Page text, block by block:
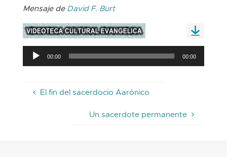
Mensaje de David F. Burt
Reproductor
d'àudio
00:00 00:00
El fin del sacerdocio Aarónico
Un sacerdote permanente